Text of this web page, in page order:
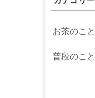
お茶のこと
普段のこと